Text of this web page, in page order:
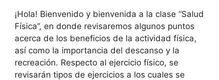
¡Hola! Bienvenido y bienvenida a la clase “Salud
Física”, en donde revisaremos algunos puntos
acerca de los beneficios de la actividad física,
así como la importancia del descanso y la
recreación. Respecto al ejercicio físico, se
revisarán tipos de ejercicios a los cuales se